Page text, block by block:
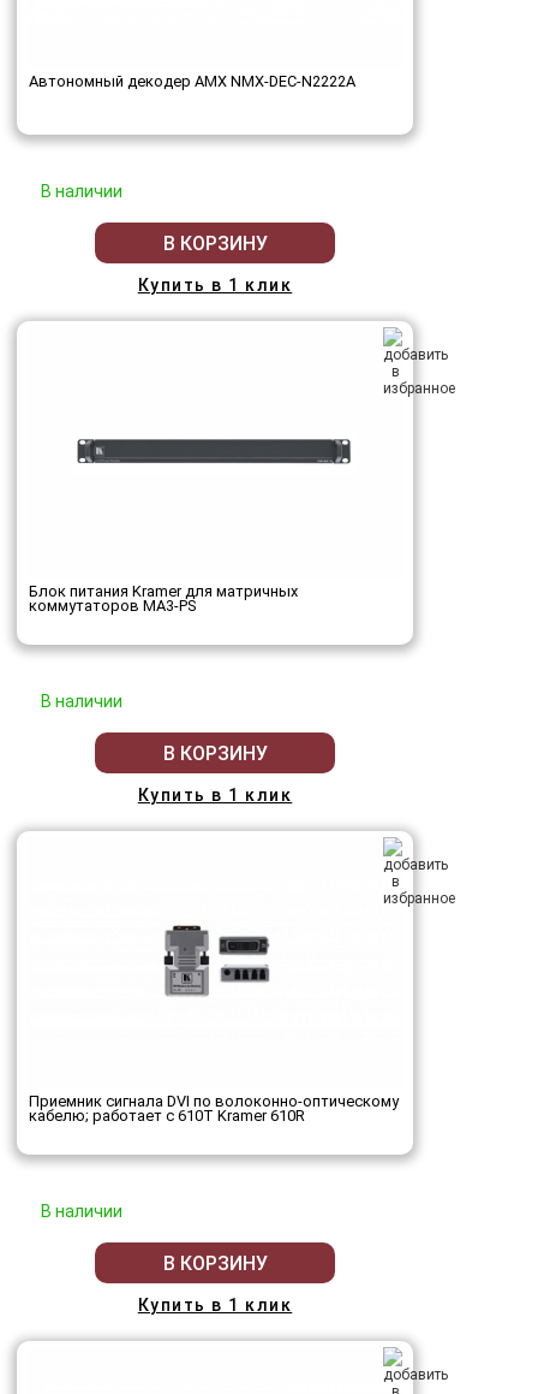
Автономный декодер AMX NMX-DEC-N2222A
В наличии
В КОРЗИНУ
Купить в 1 клик
Блок питания Kramer для матричных
коммутаторов MA3-PS
В наличии
В КОРЗИНУ
Купить в 1 клик
Приемник сигнала DVI по волоконно-оптическому
кабелю; работает с 610T Kramer 610R
В наличии
В КОРЗИНУ
Купить в 1 клик